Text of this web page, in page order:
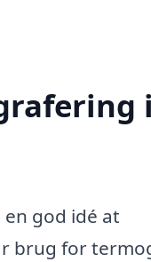
i
god idé at
brug for